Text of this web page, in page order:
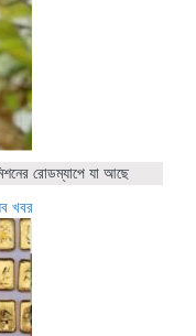
রোডম্যাপে যা আছে
খবর